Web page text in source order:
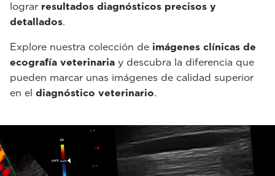
lograr resultados diagnósticos precisos y
detallados.
Explore nuestra colección de imágenes clínicas de
ecografía veterinaria y descubra la diferencia que
pueden marcar unas imágenes de calidad superior
en el diagnóstico veterinario.